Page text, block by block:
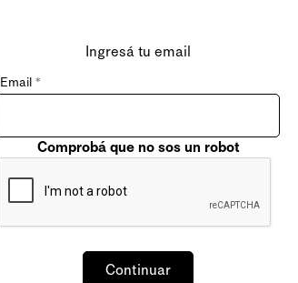
Ingresá tu email
Email *
Comprobá que no sos un robot